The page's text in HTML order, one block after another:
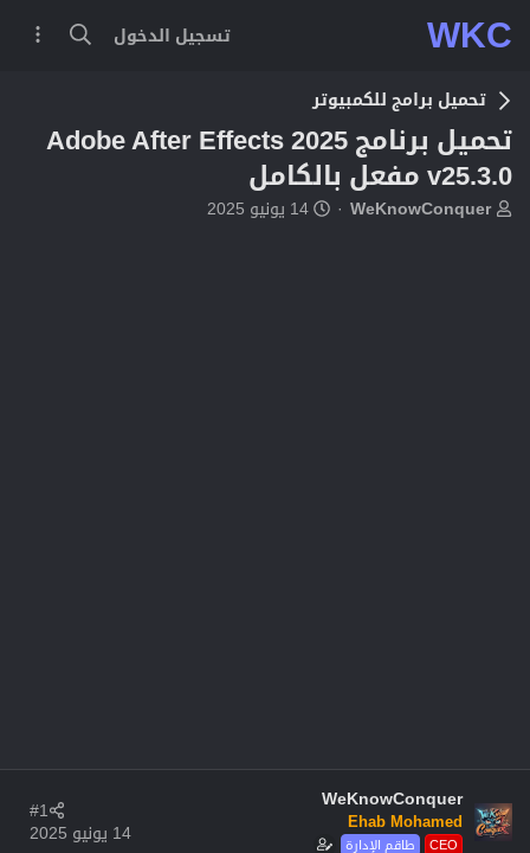
WKC تسجيل الدخول
تحميل برامج للكمبيوتر
تحميل برنامج Adobe After Effects 2025
v25.3.0 مفعل بالكامل
بWeKnowConquer
ت14 يونيو 2025
WeKnowConquer
Ehab Mohamed
طاقم الإدارة CEO
14 يونيو 2025
#1